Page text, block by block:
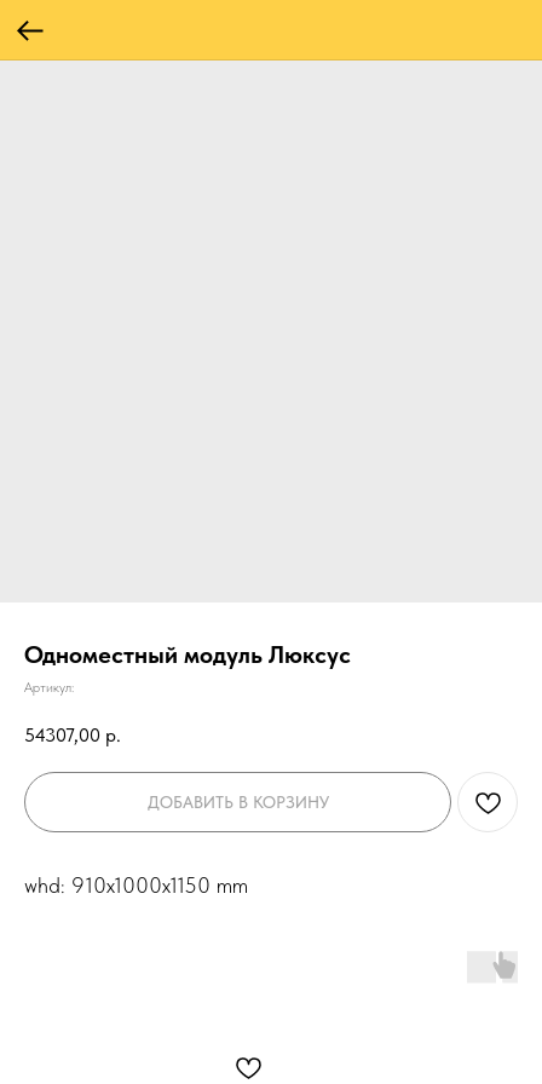
Одноместный модуль Люксус
Артикул:
54307,00 р.
ДОБАВИТЬ В КОРЗИНУ
whd: 910x1000x1150 mm